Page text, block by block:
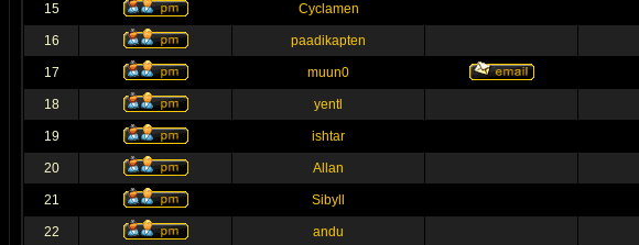
15 Cyclamen
16 paadikapten
17 muun0
18 yentl
19 ishtar
20 Allan
21 Sibyll
22 andu